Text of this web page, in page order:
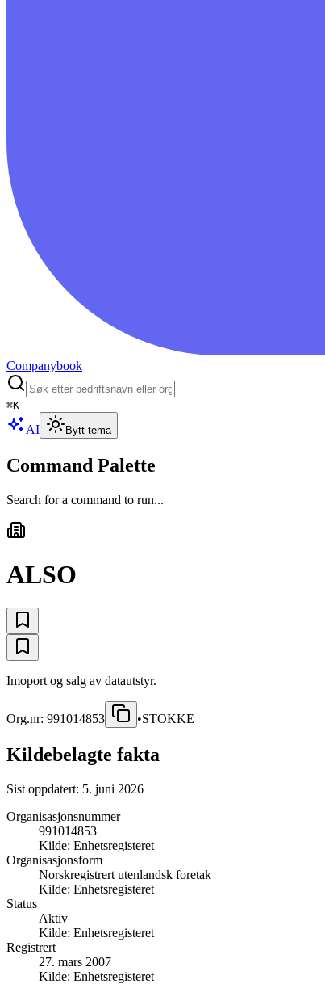
Companybook
⌘K
AI Bytt tema
Command Palette
Search for a command to run...
ALSO
Imoport og salg av datautstyr.
Org.nr: 991014853 •STOKKE
Kildebelagte fakta
Sist oppdatert: 5. juni 2026
Organisasjonsnummer
991014853
Kilde: Enhetsregisteret
Organisasjonsform
Norskregistrert utenlandsk foretak
Kilde: Enhetsregisteret
Status
Aktiv
Kilde: Enhetsregisteret
Registrert
27. mars 2007
Kilde: Enhetsregisteret